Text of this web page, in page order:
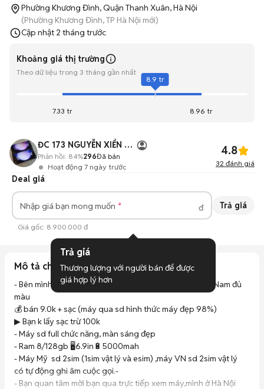
Phường Khương Đình, Quận Thanh Xuân, Hà Nội
(Phường Khương Đình, TP Hà Nội mới)
Cập nhật 2 tháng trước
Khoảng giá thị trường
Theo dữ liệu trong 3 tháng gần nhất
7.33 tr 8.96 tr
8.9 tr
ĐC 173 NGUYỄN XIỂN TX HN
Hoạt động 7 ngày trước
Phản hồi: 84%296Đã bán 4.8
32 đánh giá
Deal giá
Nhập giá bạn mong muốn đ Trả giá
Giá gốc: 8.900.000 đ
Mô tả chi tiết
- Bên mình có Galaxy S22 Ultra  5G xuất xứ Mỹ và Việt Nam đủ
màu
💰 bán 9.0k + sạc (máy qua sd hình thức máy đẹp 98%)
▶ Bạn k lấy sạc trừ 100k
- Máy sd full chức năng, màn sáng đẹp
- Ram 8/128gb 🖥6.9in🔋5000mah
- Máy Mỹ  sd 2sim (1sim vật lý và esim) ,máy VN sd 2sim vật lý
có tự động ghi âm cuộc gọi.-
- Bạn quan tâm mời bạn qua trực tiếp xem máy,mình ở Hà Nội
Trả giá
Thương lượng với người bán để được
giá hợp lý hơn